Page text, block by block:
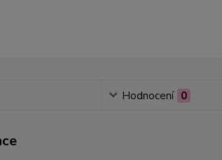
Hodnocení 0